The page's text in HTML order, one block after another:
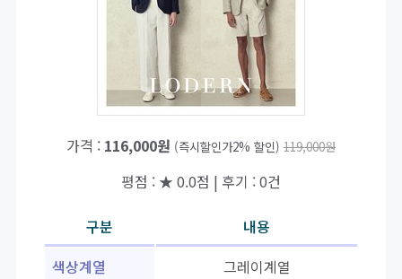
가격 : 116,000원 (즉시할인가2% 할인) 119,000원
평점 : ★ 0.0점 | 후기 : 0건
구분
내용
색상계열
그레이계열